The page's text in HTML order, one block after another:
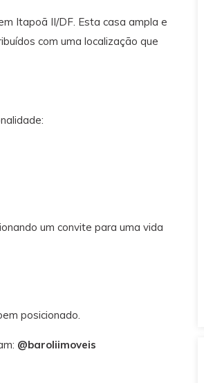
Itapoã II/DF. Esta casa ampla e
com uma localização que
um convite para uma vida
posicionado.
@baroliimoveis